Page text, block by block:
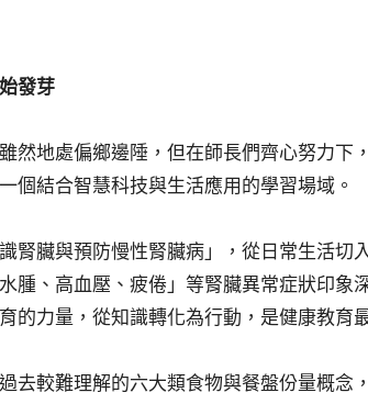
發芽
然地處偏鄉邊陲，但在師長們齊心努力
個結合智慧科技與生活應用的學習場域。
腎臟與預防慢性腎臟病」，從日常生活
腫、高血壓、疲倦」等腎臟異常症狀印
的力量，從知識轉化為行動，是健康教育
去較難理解的六大類食物與餐盤份量概